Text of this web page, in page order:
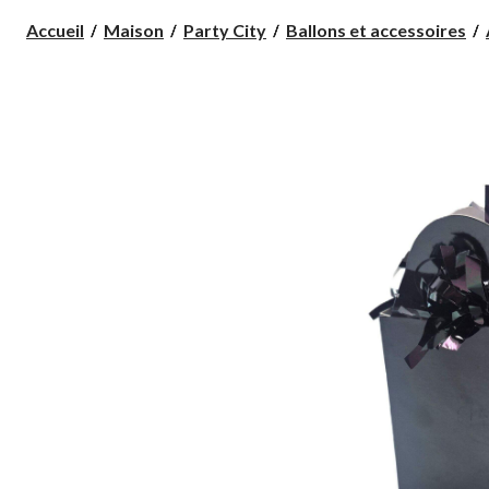
Accueil Maison Party City Ballons et accessoires